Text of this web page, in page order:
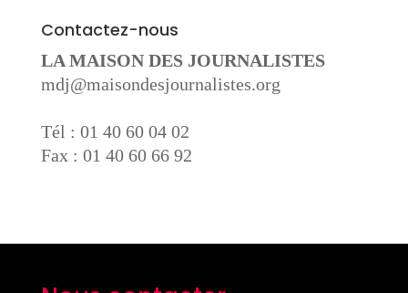
Contactez-nous
LA MAISON DES JOURNALISTES
mdj@maisondesjournalistes.org
Tél : 01 40 60 04 02
Fax : 01 40 60 66 92